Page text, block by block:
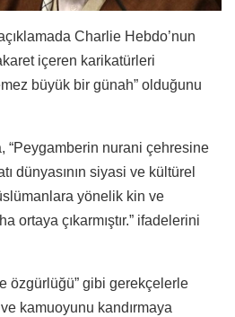
Charlie Hebdo’nun
içeren karikatürleri
büyük bir günah” olduğunu
“Peygamberin nurani çehresine
dünyasının siyasi ve kültürel
yönelik kin ve
ortaya çıkarmıştır.” ifadelerini
özgürlüğü” gibi gerekçelerle
ve kamuoyunu kandırmaya